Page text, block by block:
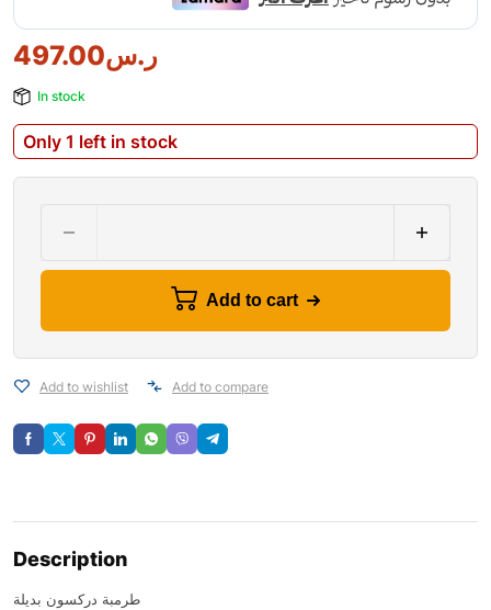
ر.س497.00
In stock
Only 1 left in stock
Add to cart
Add to wishlist Add to compare
Description
طرمبة دركسون بديلة